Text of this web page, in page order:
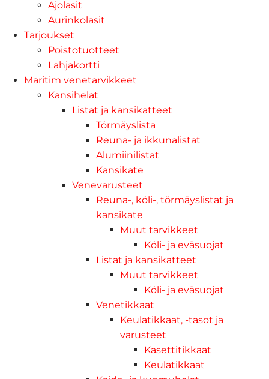
Ajolasit
Aurinkolasit
Tarjoukset
Poistotuotteet
Lahjakortti
Maritim venetarvikkeet
Kansihelat
Listat ja kansikatteet
Törmäyslista
Reuna- ja ikkunalistat
Alumiinilistat
Kansikate
Venevarusteet
Reuna-, köli-, törmäyslistat ja
kansikate
Muut tarvikkeet
Köli- ja eväsuojat
Listat ja kansikatteet
Muut tarvikkeet
Köli- ja eväsuojat
Venetikkaat
Keulatikkaat, -tasot ja
varusteet
Kasettitikkaat
Keulatikkaat